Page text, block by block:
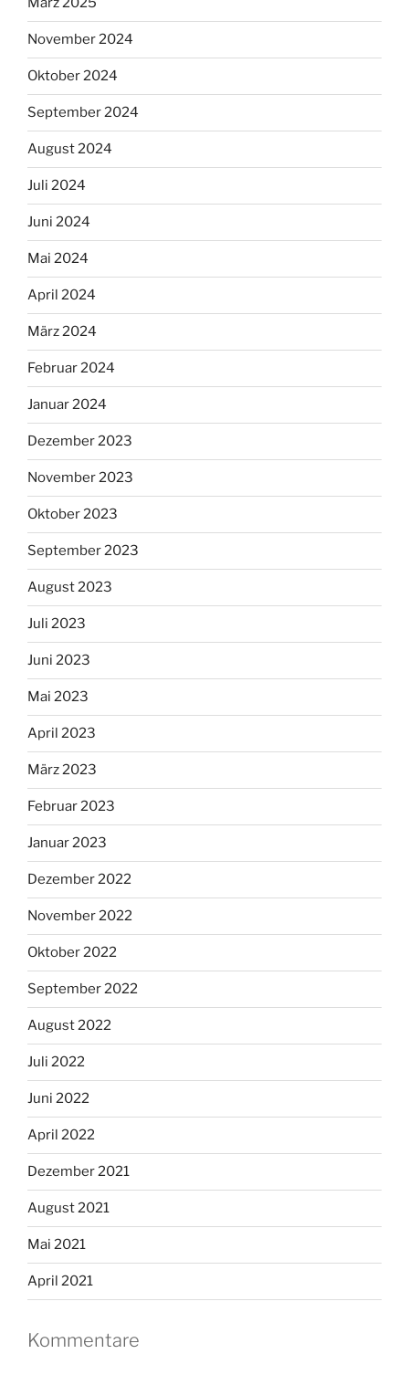
November 2024
Oktober 2024
September 2024
August 2024
Juli 2024
Juni 2024
Mai 2024
April 2024
März 2024
Februar 2024
Januar 2024
Dezember 2023
November 2023
Oktober 2023
September 2023
August 2023
Juli 2023
Juni 2023
Mai 2023
April 2023
März 2023
Februar 2023
Januar 2023
Dezember 2022
November 2022
Oktober 2022
September 2022
August 2022
Juli 2022
Juni 2022
April 2022
Dezember 2021
August 2021
Mai 2021
April 2021
Kommentare